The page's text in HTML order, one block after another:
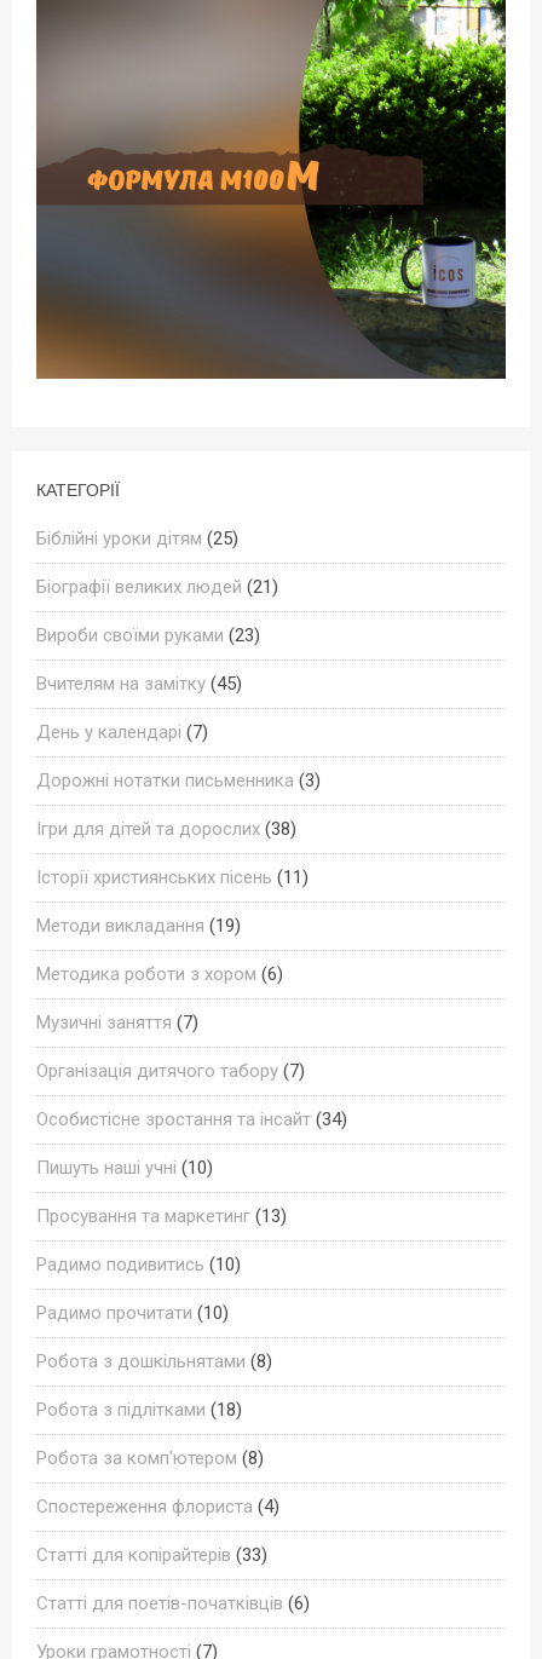
КАТЕГОРІЇ
Біблійні уроки дітям (25)
Біографії великих людей (21)
Вироби своїми руками (23)
Вчителям на замітку (45)
День у календарі (7)
Дорожні нотатки письменника (3)
Ігри для дітей та дорослих (38)
Історії християнських пісень (11)
Методи викладання (19)
Методика роботи з хором (6)
Музичні заняття (7)
Організація дитячого табору (7)
Особистісне зростання та інсайт (34)
Пишуть наші учні (10)
Просування та маркетинг (13)
Радимо подивитись (10)
Радимо прочитати (10)
Робота з дошкільнятами (8)
Робота з підлітками (18)
Робота за комп'ютером (8)
Спостереження флориста (4)
Статті для копірайтерів (33)
Статті для поетів-початківців (6)
Уроки грамотності (7)